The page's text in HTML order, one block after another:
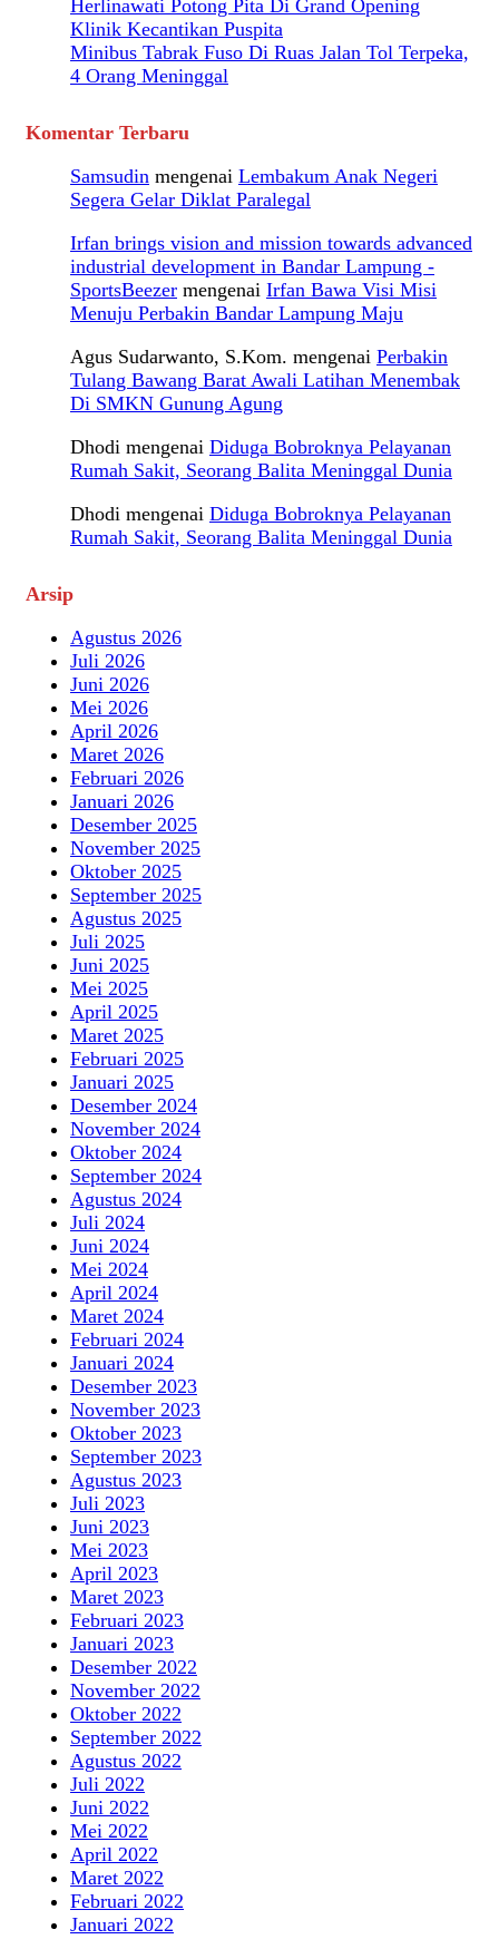
Herlinawati Potong Pita Di Grand Opening
Klinik Kecantikan Puspita
Minibus Tabrak Fuso Di Ruas Jalan Tol Terpeka,
4 Orang Meninggal
Komentar Terbaru
Samsudin mengenai Lembakum Anak Negeri
Segera Gelar Diklat Paralegal
Irfan brings vision and mission towards advanced
industrial development in Bandar Lampung -
SportsBeezer mengenai Irfan Bawa Visi Misi
Menuju Perbakin Bandar Lampung Maju
Agus Sudarwanto, S.Kom. mengenai Perbakin
Tulang Bawang Barat Awali Latihan Menembak
Di SMKN Gunung Agung
Dhodi mengenai Diduga Bobroknya Pelayanan
Rumah Sakit, Seorang Balita Meninggal Dunia
Dhodi mengenai Diduga Bobroknya Pelayanan
Rumah Sakit, Seorang Balita Meninggal Dunia
Arsip
Agustus 2026
Juli 2026
Juni 2026
Mei 2026
April 2026
Maret 2026
Februari 2026
Januari 2026
Desember 2025
November 2025
Oktober 2025
September 2025
Agustus 2025
Juli 2025
Juni 2025
Mei 2025
April 2025
Maret 2025
Februari 2025
Januari 2025
Desember 2024
November 2024
Oktober 2024
September 2024
Agustus 2024
Juli 2024
Juni 2024
Mei 2024
April 2024
Maret 2024
Februari 2024
Januari 2024
Desember 2023
November 2023
Oktober 2023
September 2023
Agustus 2023
Juli 2023
Juni 2023
Mei 2023
April 2023
Maret 2023
Februari 2023
Januari 2023
Desember 2022
November 2022
Oktober 2022
September 2022
Agustus 2022
Juli 2022
Juni 2022
Mei 2022
April 2022
Maret 2022
Februari 2022
Januari 2022